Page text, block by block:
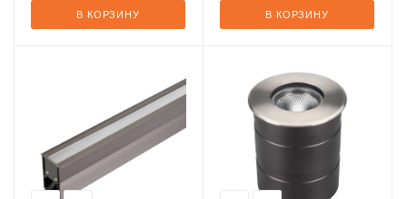
В КОРЗИНУ В КОРЗИНУ